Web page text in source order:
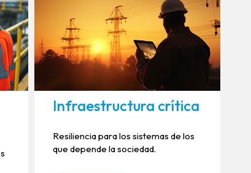
Infraestructura crítica
Resiliencia para los sistemas de los
que depende la sociedad.